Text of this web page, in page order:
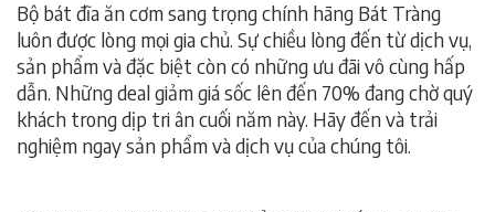
Bộ bát đĩa ăn cơm sang trọng chính hãng Bát Tràng
luôn được lòng mọi gia chủ. Sự chiều lòng đến từ dịch vụ,
sản phẩm và đặc biệt còn có những ưu đãi vô cùng hấp
dẫn. Những deal giảm giá sốc lên đến 70% đang chờ quý
khách trong dịp tri ân cuối năm này. Hãy đến và trải
nghiệm ngay sản phẩm và dịch vụ của chúng tôi.